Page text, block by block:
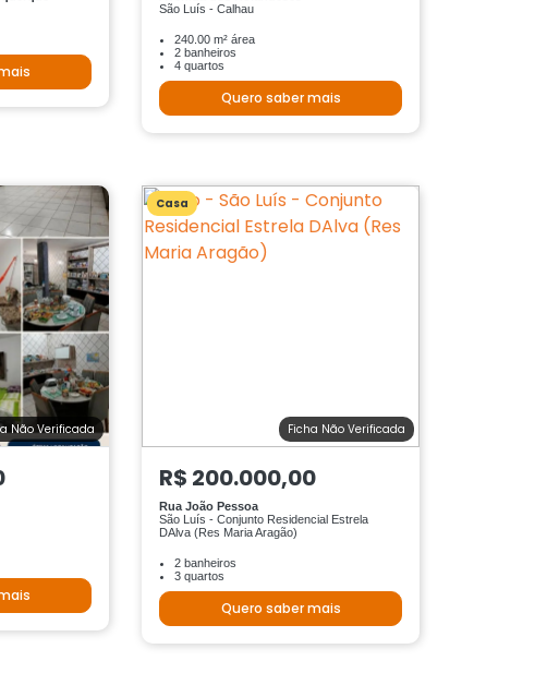
São Luís - Calhau
240.00 m² área
2 banheiros
4 quartos
Quero saber mais
Não Verificada
Casa
Ficha Não Verificada
R$ 200.000,00
Rua João Pessoa
São Luís - Conjunto Residencial Estrela
DAlva (Res Maria Aragão)
2 banheiros
3 quartos
Quero saber mais